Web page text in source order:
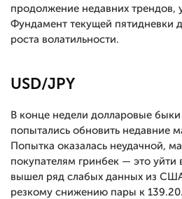
продолжение недавних трендов,
Фундамент текущей пятидневки
роста волатильности.
USD/JPY
В конце недели долларовые
попытались обновить недавние
Попытка оказалась неудачной,
покупателям гринбек — это
вышел ряд слабых данных из
резкому снижению пары к